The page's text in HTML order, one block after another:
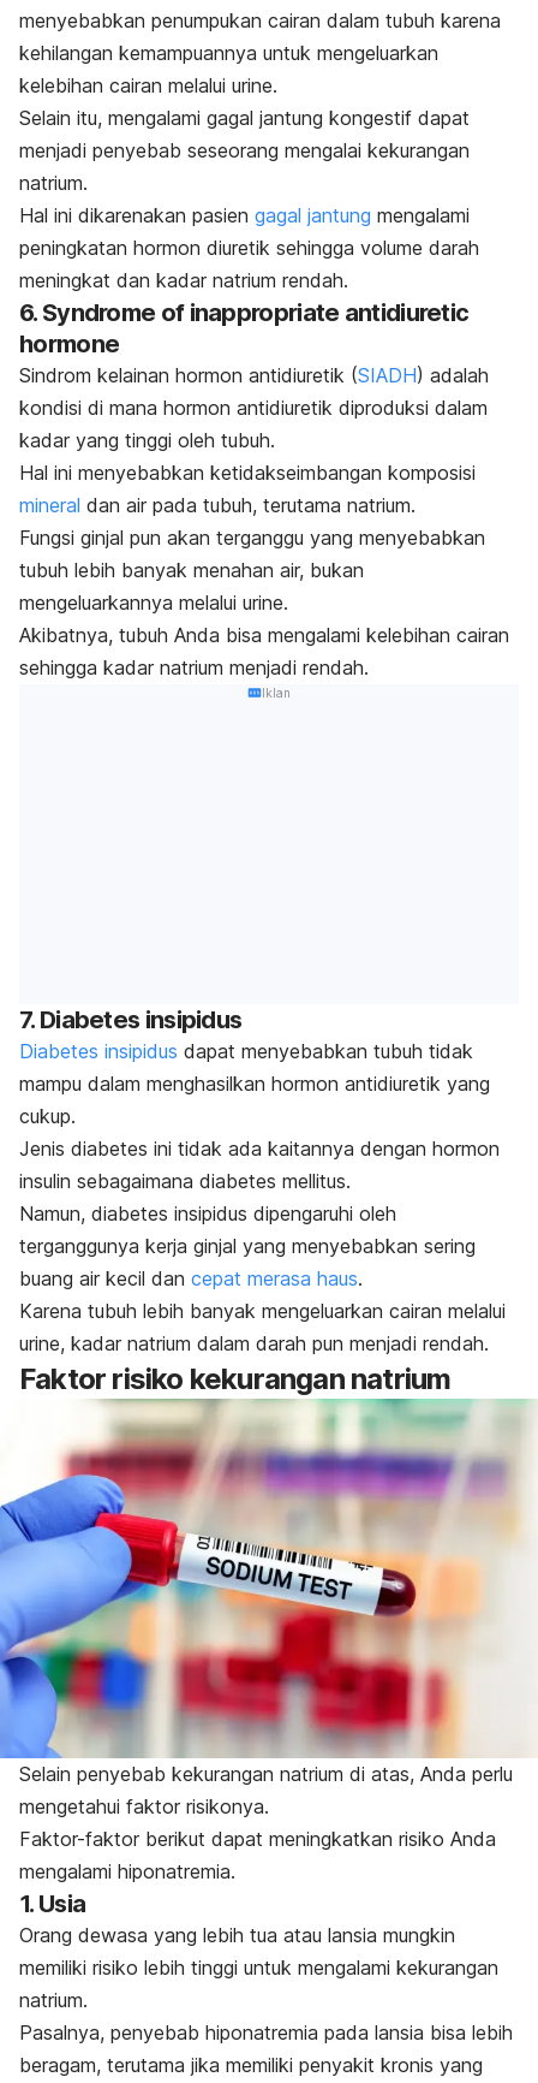
menyebabkan penumpukan cairan dalam tubuh karena
kehilangan kemampuannya untuk mengeluarkan
kelebihan cairan melalui urine.
Selain itu, mengalami gagal jantung kongestif dapat
menjadi penyebab seseorang mengalai kekurangan
natrium.
Hal ini dikarenakan pasien gagal jantung mengalami
peningkatan hormon diuretik sehingga volume darah
meningkat dan kadar natrium rendah.
6. Syndrome of inappropriate antidiuretic
hormone
Sindrom kelainan hormon antidiuretik (SIADH) adalah
kondisi di mana hormon antidiuretik diproduksi dalam
kadar yang tinggi oleh tubuh.
Hal ini menyebabkan ketidakseimbangan komposisi
mineral dan air pada tubuh, terutama natrium.
Fungsi ginjal pun akan terganggu yang menyebabkan
tubuh lebih banyak menahan air, bukan
mengeluarkannya melalui urine.
Akibatnya, tubuh Anda bisa mengalami kelebihan cairan
sehingga kadar natrium menjadi rendah.
Iklan
7. Diabetes insipidus
Diabetes insipidus dapat menyebabkan tubuh tidak
mampu dalam menghasilkan hormon antidiuretik yang
cukup.
Jenis diabetes ini tidak ada kaitannya dengan hormon
insulin sebagaimana diabetes mellitus.
Namun, diabetes insipidus dipengaruhi oleh
terganggunya kerja ginjal yang menyebabkan sering
buang air kecil dan cepat merasa haus.
Karena tubuh lebih banyak mengeluarkan cairan melalui
urine, kadar natrium dalam darah pun menjadi rendah.
Faktor risiko kekurangan natrium
Selain penyebab kekurangan natrium di atas, Anda perlu
mengetahui faktor risikonya.
Faktor-faktor berikut dapat meningkatkan risiko Anda
mengalami hiponatremia.
1. Usia
Orang dewasa yang lebih tua atau lansia mungkin
memiliki risiko lebih tinggi untuk mengalami kekurangan
natrium.
Pasalnya, penyebab hiponatremia pada lansia bisa lebih
beragam, terutama jika memiliki penyakit kronis yang